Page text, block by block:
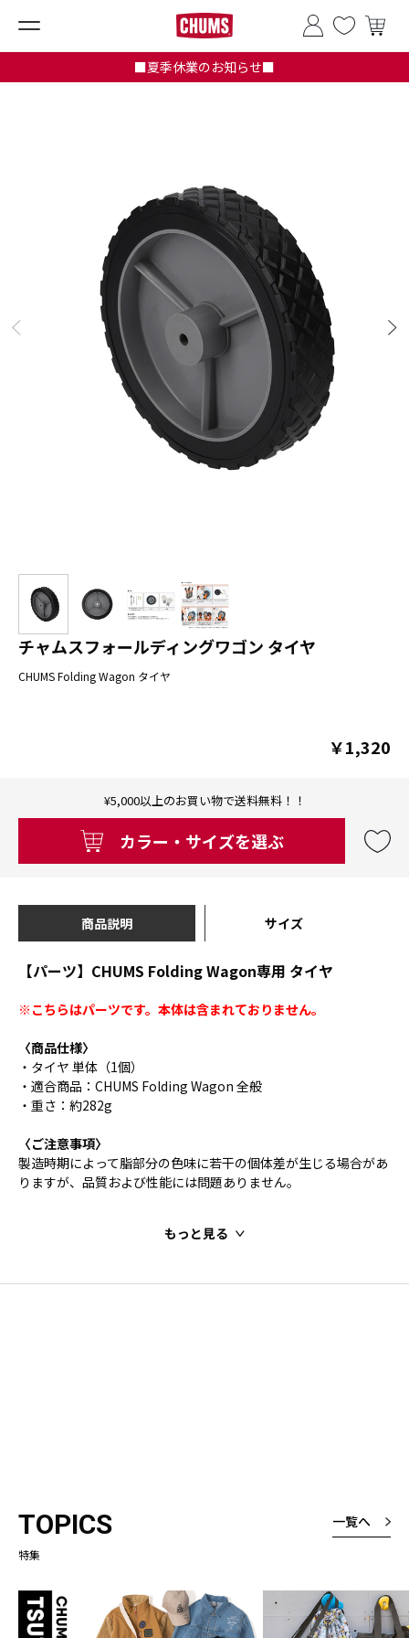
■夏季休業のお知らせ■
チャムスフォールディングワゴン タイヤ
CHUMS Folding Wagon タイヤ
￥1,320
¥5,000以上のお買い物で送料無料！！
カラー・サイズを選ぶ
商品説明 サイズ
【パーツ】CHUMS Folding Wagon専用 タイヤ
※こちらはパーツです。本体は含まれておりません。
〈商品仕様〉
・タイヤ 単体（1個）
・適合商品：CHUMS Folding Wagon 全般
・重さ：約282g
〈ご注意事項〉
製造時期によって脂部分の色味に若干の個体差が生じる場合があ
りますが、品質および性能には問題ありません。
もっと見る
TOPICS
特集
一覧へ